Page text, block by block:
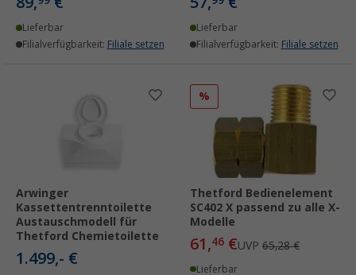
Lieferbar
Filialverfügbarkeit: Filiale setzen
Lieferbar
Filialverfügbarkeit: Filiale setzen
Arwinger
Kassettentrenntoilette
Austauschmodell für
Thetford Chemietoilette
1.499,- €
%
Thetford Bedienelement
SC402 X passend zu alle X-
Modelle
61,46 €UVP 65,28 €
Lieferbar